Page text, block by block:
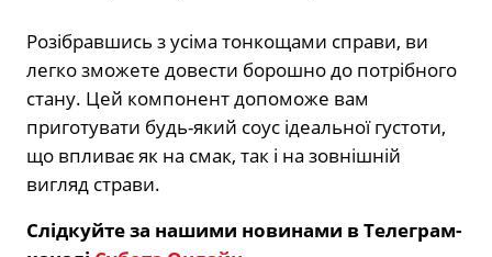
Розібравшись з усіма тонкощами справи, ви
легко зможете довести борошно до потрібного
стану. Цей компонент допоможе вам
приготувати будь-який соус ідеальної густоти,
що впливає як на смак, так і на зовнішній
вигляд страви.
Слідкуйте за нашими новинами в Телеграм-